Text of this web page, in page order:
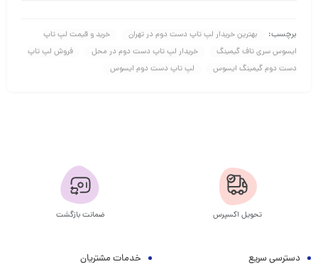
برچسب: بهترین خریدار لپ تاپ دست دوم در تهران
خرید و قیمت لپ تاپ
ایسوس سری تاف گیمینگ
خریدار لپ تاپ دست دوم در محل
فروش لپ تاپ
دست دوم گیمینگ ایسوس
لپ تاپ دست دوم ایسوس
تحویل اکسپرس ضمانت بازگشت
دسترسی سریع خدمات مشتریان